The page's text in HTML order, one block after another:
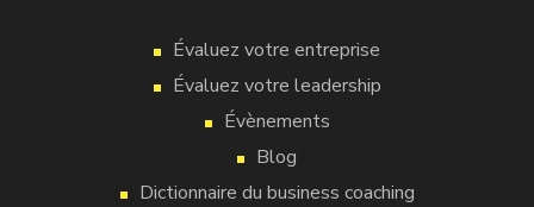
Évaluez votre entreprise
Évaluez votre leadership
Évènements
Blog
Dictionnaire du business coaching